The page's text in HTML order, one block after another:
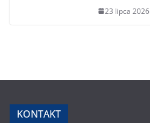
23 lipca 2026
KONTAKT